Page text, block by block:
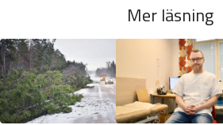
Mer läsning